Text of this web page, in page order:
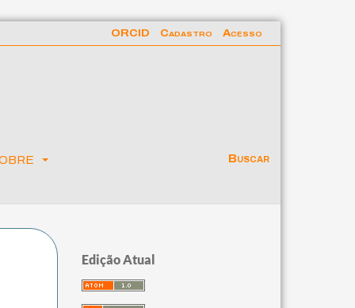
Buscar
ORCID Cadastro Acesso
Edição Atual